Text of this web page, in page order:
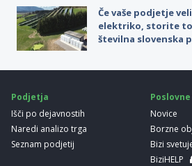
Če vaše podjetje
elektriko, storite
številna slovenska
Podjetja
Išči po dejavnostih
Naredi analizo trga
Seznam podjetij
Novice
Borzne
Bizi
BiziHELP